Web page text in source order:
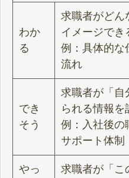
わか
る
求職者がどん
イメージでき
例：具体的な
流れ
でき
そう
求職者が「自
られる情報を
例：入社後の
サポート体制
やっ
求職者が「こ